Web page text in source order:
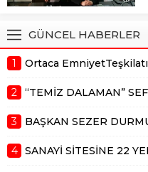
GÜNCEL HABERLER
1 Ortaca
2 “TEMİZ DALAMAN”
3 BAŞKAN SEZER
4 SANAYİ SİTESİNE 22